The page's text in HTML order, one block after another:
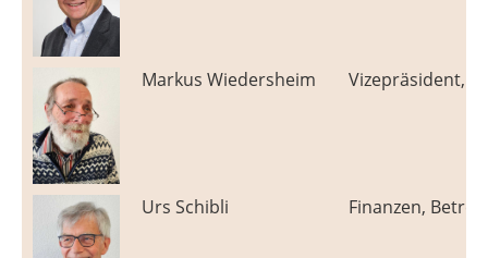
Markus Wiedersheim Vizepräsident,
Urs Schibli Finanzen,